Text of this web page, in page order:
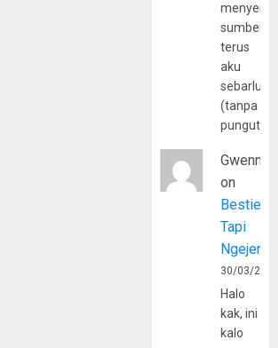
sumber
terus
aku
(tanpa
Gwenny
on
Bestie
Tapi
30/03/
Halo
kak, ini
kalo